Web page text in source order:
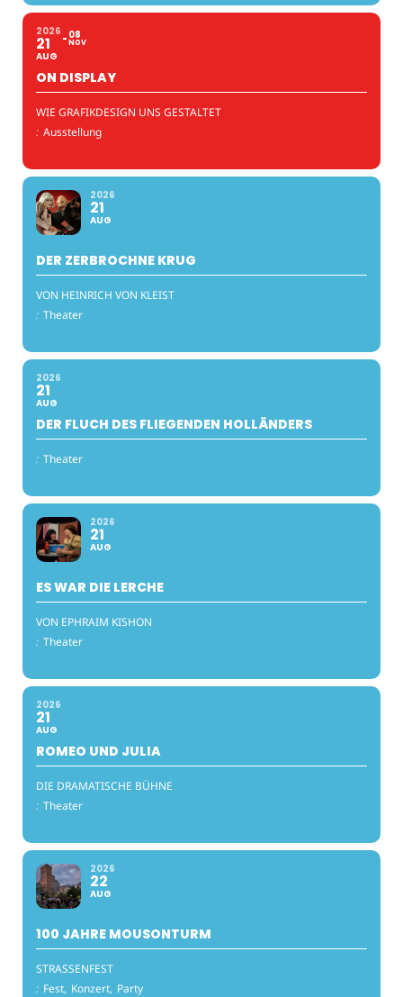
2026
21
AUG
08
NOV
ON DISPLAY
WIE GRAFIKDESIGN UNS GESTALTET
: Ausstellung
2026
21
AUG
DER ZERBROCHNE KRUG
VON HEINRICH VON KLEIST
: Theater
2026
21
AUG
DER FLUCH DES FLIEGENDEN HOLLÄNDERS
: Theater
2026
21
AUG
ES WAR DIE LERCHE
VON EPHRAIM KISHON
: Theater
2026
21
AUG
ROMEO UND JULIA
DIE DRAMATISCHE BÜHNE
: Theater
2026
22
AUG
100 JAHRE MOUSONTURM
STRASSENFEST
: Fest, Konzert, Party